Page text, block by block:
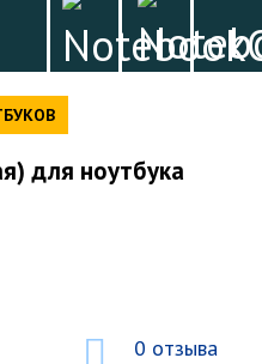
для ноутбука
0 отзыва